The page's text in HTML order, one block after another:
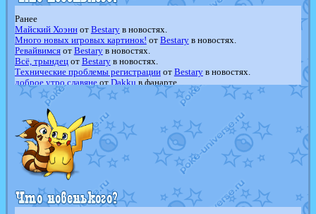
Ранее
Майский Хоэннот Bestaryв новостях.
Много новых игровых картинок! от Bestaryв новостях.
Ревайвимсяот Bestaryв новостях.
Всё, трындецот Bestaryв новостях.
Технические проблемы регистрацииот Bestaryв новостях.
доброе утро славянеот Dakku в фанарте.
Йолда и Мимикью отMavisNyanCatв фанарте.
Недовольный котомангуст
в фанарте.
The Dark Wishmaker
отRandomon
шадоу спиритомботilovearceus
в фанарте.
траббишотilovearceusв фанарте.
Raging BoltотGraceDaFox
в фанарте.
Shadow mismagiusотJOK_julia
в фанарте.
художникотvicavicaв фанарте.